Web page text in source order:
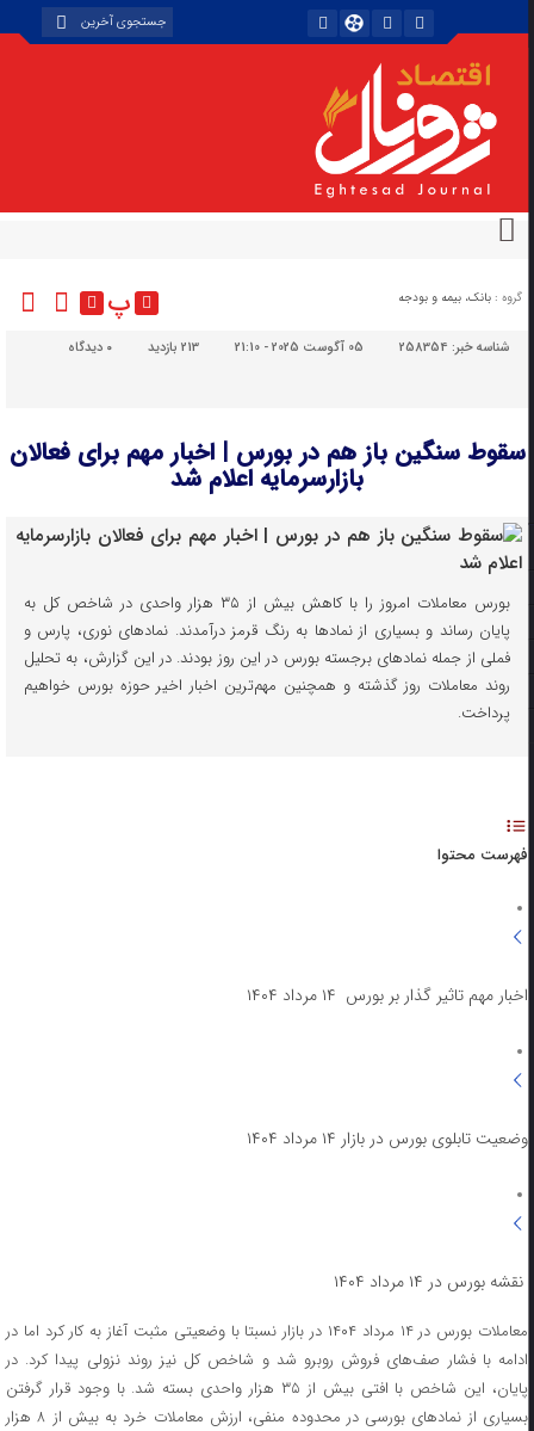
گروه : بانک، بیمه و بودجه پ
شناسه خبر:258354 05 آگوست 2025 - 21:10 213 بازدید دیدگاه
سقوط سنگین باز هم در بورس | اخبار مهم برای فعالان
بازارسرمایه اعلام شد
بورس معاملات امروز را با کاهش بیش از ۳۵ هزار واحدی در شاخص کل به
پایان رساند و بسیاری از نمادها به رنگ قرمز درآمدند. نمادهای نوری، پارس و
فملی از جمله نمادهای برجسته بورس در این روز بودند. در این گزارش، به تحلیل
روند معاملات روز گذشته و همچنین مهم‌ترین اخبار اخیر حوزه بورس خواهیم
پرداخت.
فهرست محتوا
اخبار مهم تاثیر گذار بر بورس ۱۴ مرداد ۱۴۰۴
وضعیت تابلوی بورس در بازار ۱۴ مرداد ۱۴۰۴
نقشه بورس در ۱۴ مرداد ۱۴۰۴
معاملات بورس در ۱۴ مرداد ۱۴۰۴ در بازار نسبتا با وضعیتی مثبت آغاز به کار کرد اما در
ادامه با فشار صف‌های فروش روبرو شد و شاخص کل نیز روند نزولی پیدا کرد. در
پایان، این شاخص با افتی بیش از ۳۵ هزار واحدی بسته شد. با وجود قرار گرفتن
بسیاری از نمادهای بورسی در محدوده منفی، ارزش معاملات خرد به بیش از ۸ هزار